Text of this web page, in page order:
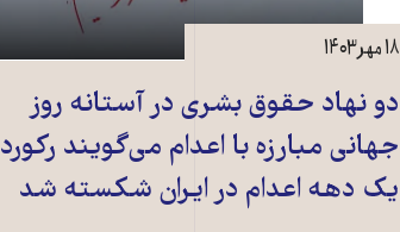
دو نهاد حقوق بشری در آستانه روز
جهانی مبارزه با اعدام می‌گویند رکورد
یک دهه اعدام در ایران شکسته شد
۱۸ مهر ۱۴۰۳